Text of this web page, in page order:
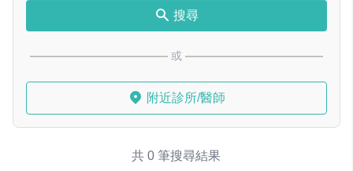
搜尋
或
附近診所/醫師
共 0 筆搜尋結果